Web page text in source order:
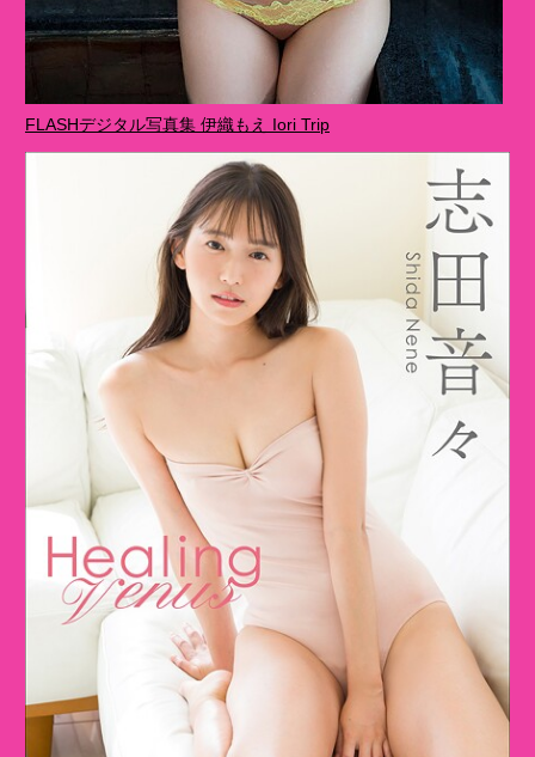
FLASHデジタル写真集 伊織もえ Iori Trip